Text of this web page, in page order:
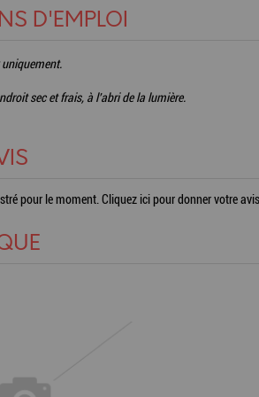
D'EMPLOI
sec et frais, à l'abri de la lumière.
pour le moment. Cliquez ici pour donner votre